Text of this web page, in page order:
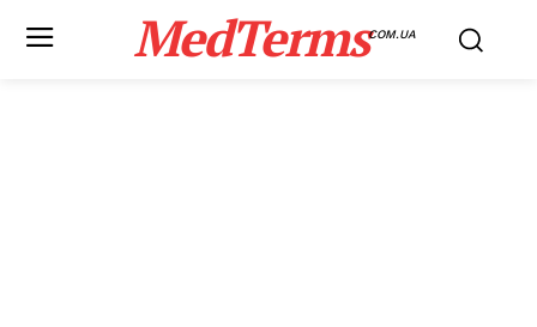
MedTermsCOM.UA